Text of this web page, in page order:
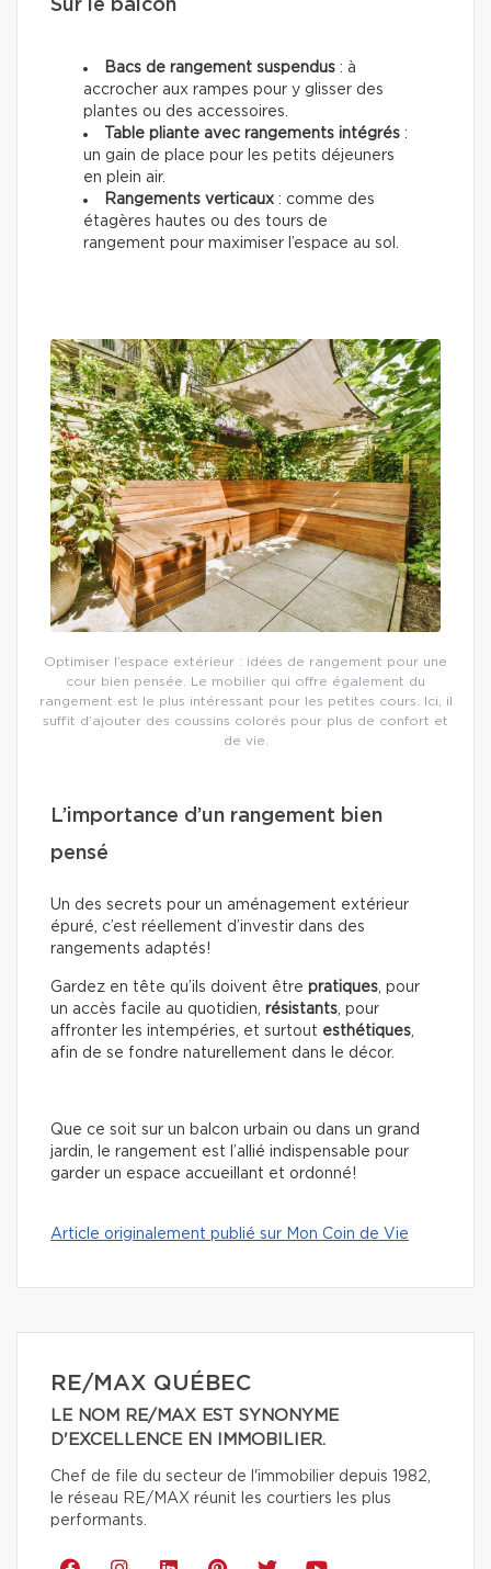
Sur le balcon
Bacs de rangement suspendus : à
accrocher aux rampes pour y glisser des
plantes ou des accessoires.
Table pliante avec rangements intégrés :
un gain de place pour les petits déjeuners
en plein air.
Rangements verticaux : comme des
étagères hautes ou des tours de
rangement pour maximiser l’espace au sol.
Optimiser l’espace extérieur : idées de rangement pour une
cour bien pensée. Le mobilier qui offre également du
rangement est le plus intéressant pour les petites cours. Ici, il
suffit d’ajouter des coussins colorés pour plus de confort et
de vie.
L’importance d’un rangement bien
pensé
Un des secrets pour un aménagement extérieur
épuré, c’est réellement d’investir dans des
rangements adaptés!
Gardez en tête qu’ils doivent être pratiques , pour
un accès facile au quotidien, résistants , pour
affronter les intempéries, et surtout esthétiques
afin de se fondre naturellement dans le décor.
Que ce soit sur un balcon urbain ou dans un grand
jardin, le rangement est l’allié indispensable pour
garder un espace accueillant et ordonné!
Article originalement publié sur Mon Coin de Vie
RE/MAX QUÉBEC
LE NOM RE/MAX EST SYNONYME
D'EXCELLENCE EN IMMOBILIER.
Chef de file du secteur de l'immobilier depuis 1982,
le réseau RE/MAX réunit les courtiers les plus
performants.